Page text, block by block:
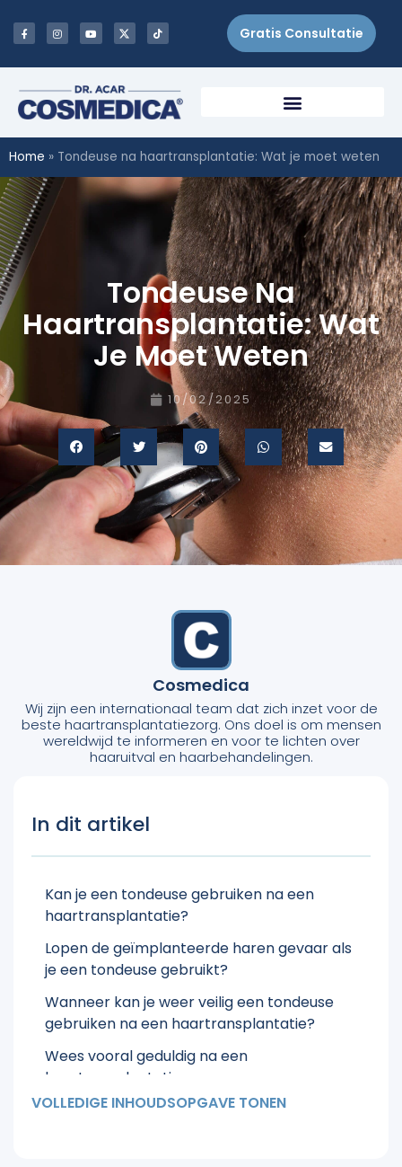
Gratis Consultatie
Home » Tondeuse na haartransplantatie: Wat je moet weten
Tondeuse Na
Haartransplantatie: Wat
Je Moet Weten
10/02/2025
Cosmedica
Wij zijn een internationaal team dat zich inzet voor de
beste haartransplantatiezorg. Ons doel is om mensen
wereldwijd te informeren en voor te lichten over
haaruitval en haarbehandelingen.
In dit artikel
Kan je een tondeuse gebruiken na een
haartransplantatie?
Lopen de geïmplanteerde haren gevaar als
je een tondeuse gebruikt?
Wanneer kan je weer veilig een tondeuse
gebruiken na een haartransplantatie?
Wees vooral geduldig na een
haartransplantatie
VOLLEDIGE INHOUDSOPGAVE TONEN